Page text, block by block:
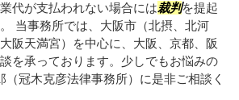
代が支払われない場合には裁判を提起
当事務所では、大阪市（北摂、北河
阪天満宮）を中心に、大阪、京都、阪
を承っております。少しでもお悩みの
（冠木克彦法律事務所）に是非ご相談く